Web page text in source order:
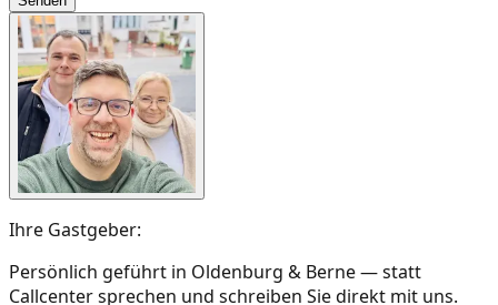
Ihre Gastgeber:
Persönlich geführt in Oldenburg & Berne — statt
Callcenter sprechen und schreiben Sie direkt mit uns.